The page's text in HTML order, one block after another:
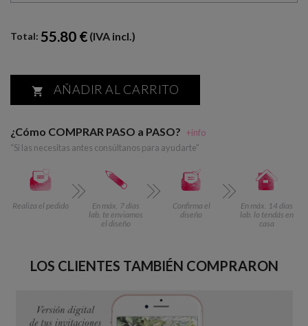
Total: 55.80 € (IVA incl.)
 AÑADIR AL CARRITO
¿Cómo COMPRAR PASO a PASO? +info
“Si las necesitas antes consúltanos para ayudarte”
Realiza el pedido
En máx. 7 días
lab. te enviamos
el diseño
Confirma el
diseño
En máx. 14 días
lab. lo tendás en
casa
LOS CLIENTES TAMBIÉN COMPRARON